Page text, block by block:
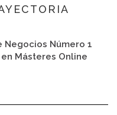
Negocios Número 1
en Másteres Online